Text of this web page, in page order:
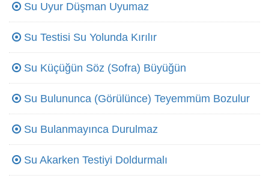
Su Uyur Düşman Uyumaz
Su Testisi Su Yolunda Kırılır
Su Küçüğün Söz (Sofra) Büyüğün
Su Bulununca (Görülünce) Teyemmüm Bozulur
Su Bulanmayınca Durulmaz
Su Akarken Testiyi Doldurmalı